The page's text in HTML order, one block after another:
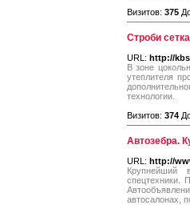
Визитов: 375
Строби
URL: http://
В зоне
утеплителя
технологии.
Визитов: 374
Автозебра.
URL: http://
Крупнейший
спецтехники.
автосалонах,